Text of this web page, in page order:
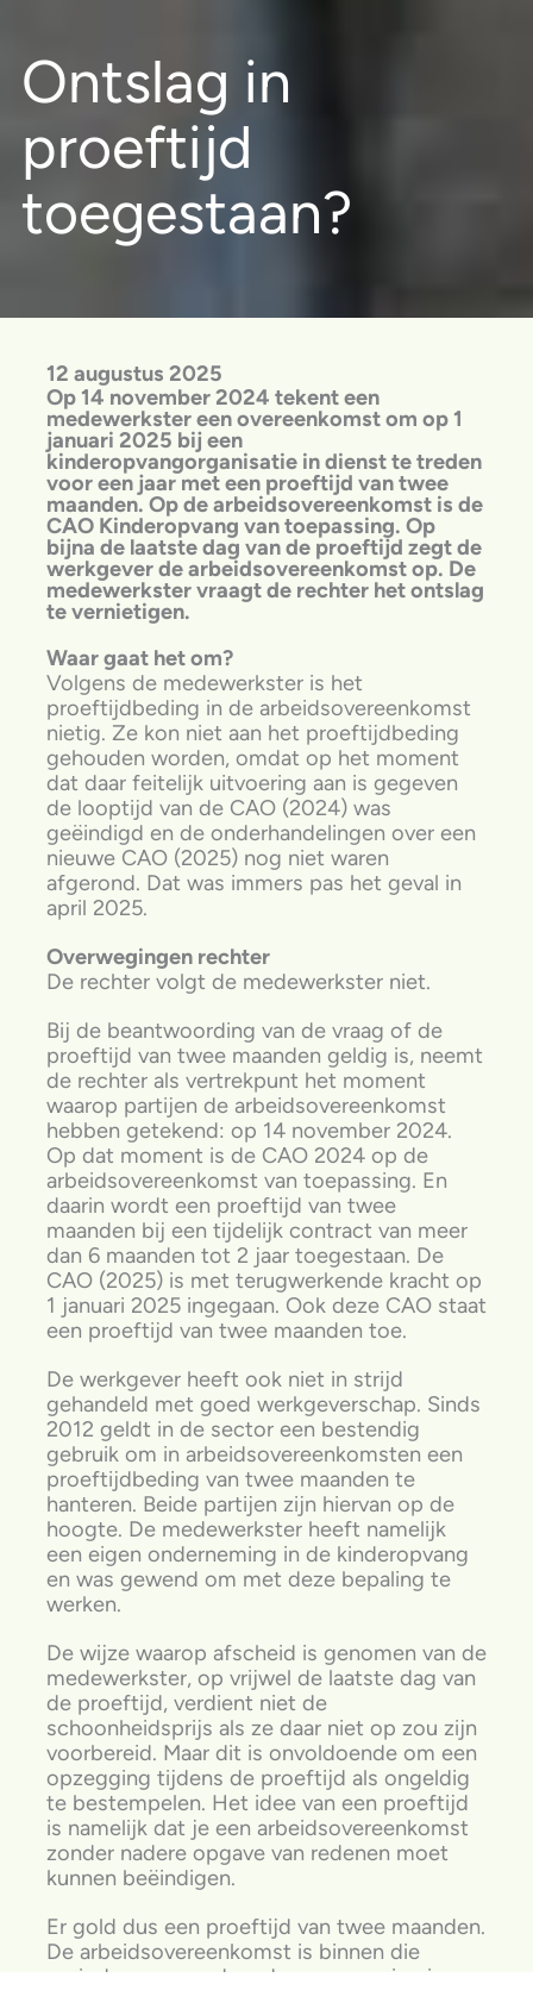
Ontslag in
proeftijd
toegestaan?
12 augustus 2025
Op 14 november 2024 tekent een
medewerkster een overeenkomst om op 1
januari 2025 bij een
kinderopvangorganisatie in dienst te treden
voor een jaar met een proeftijd van twee
maanden. Op de arbeidsovereenkomst is de
CAO Kinderopvang van toepassing. Op
bijna de laatste dag van de proeftijd zegt de
werkgever de arbeidsovereenkomst op. De
medewerkster vraagt de rechter het ontslag
te vernietigen.
Waar gaat het om?
Volgens de medewerkster is het
proeftijdbeding in de arbeidsovereenkomst
nietig. Ze kon niet aan het proeftijdbeding
gehouden worden, omdat op het moment
dat daar feitelijk uitvoering aan is gegeven
de looptijd van de CAO (2024) was
geëindigd en de onderhandelingen over een
nieuwe CAO (2025) nog niet waren
afgerond. Dat was immers pas het geval in
april 2025.
Overwegingen rechter
De rechter volgt de medewerkster niet.
Bij de beantwoording van de vraag of de
proeftijd van twee maanden geldig is, neemt
de rechter als vertrekpunt het moment
waarop partijen de arbeidsovereenkomst
hebben getekend: op 14 november 2024.
Op dat moment is de CAO 2024 op de
arbeidsovereenkomst van toepassing. En
daarin wordt een proeftijd van twee
maanden bij een tijdelijk contract van meer
dan 6 maanden tot 2 jaar toegestaan. De
CAO (2025) is met terugwerkende kracht op
1 januari 2025 ingegaan. Ook deze CAO staat
een proeftijd van twee maanden toe.
De werkgever heeft ook niet in strijd
gehandeld met goed werkgeverschap. Sinds
2012 geldt in de sector een bestendig
gebruik om in arbeidsovereenkomsten een
proeftijdbeding van twee maanden te
hanteren. Beide partijen zijn hiervan op de
hoogte. De medewerkster heeft namelijk
een eigen onderneming in de kinderopvang
en was gewend om met deze bepaling te
werken.
De wijze waarop afscheid is genomen van de
medewerkster, op vrijwel de laatste dag van
de proeftijd, verdient niet de
schoonheidsprijs als ze daar niet op zou zijn
voorbereid. Maar dit is onvoldoende om een
opzegging tijdens de proeftijd als ongeldig
te bestempelen. Het idee van een proeftijd
is namelijk dat je een arbeidsovereenkomst
zonder nadere opgave van redenen moet
kunnen beëindigen.
Er gold dus een proeftijd van twee maanden.
De arbeidsovereenkomst is binnen die
periode opgezegd en deze opzegging is